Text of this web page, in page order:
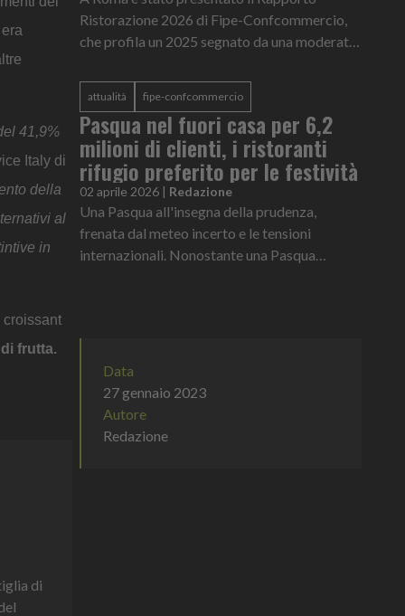
41,9%
Italy di
della
al
in
croissant
frutta.
di
Ristorazione 2026 di Fipe-Confcommercio,
che profila un 2025 segnato da una moderata
strutturali e di un contesto s...
attualità fipe-confcommercio
Pasqua nel fuori casa per 6,2
milioni di clienti, i ristoranti
rifugio preferito per le festività
02 aprile 2026 | Redazione
Una Pasqua all'insegna della prudenza,
frenata dal meteo incerto e le tensioni
internazionali. Nonostante una Pasqua
Data
27 gennaio 2023
Autore
Redazione